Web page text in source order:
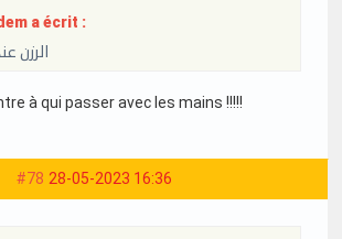
a écrit :
الرزن
à qui passer avec les mains !!!!!
#78 28-05-2023 16:36